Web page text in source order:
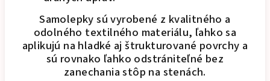
Samolepky sú vyrobené z kvalitného a
odolného textilného materiálu, ľahko sa
aplikujú na hladké aj štrukturované povrchy a
sú rovnako ľahko odstrániteľné bez
zanechania stôp na stenách.